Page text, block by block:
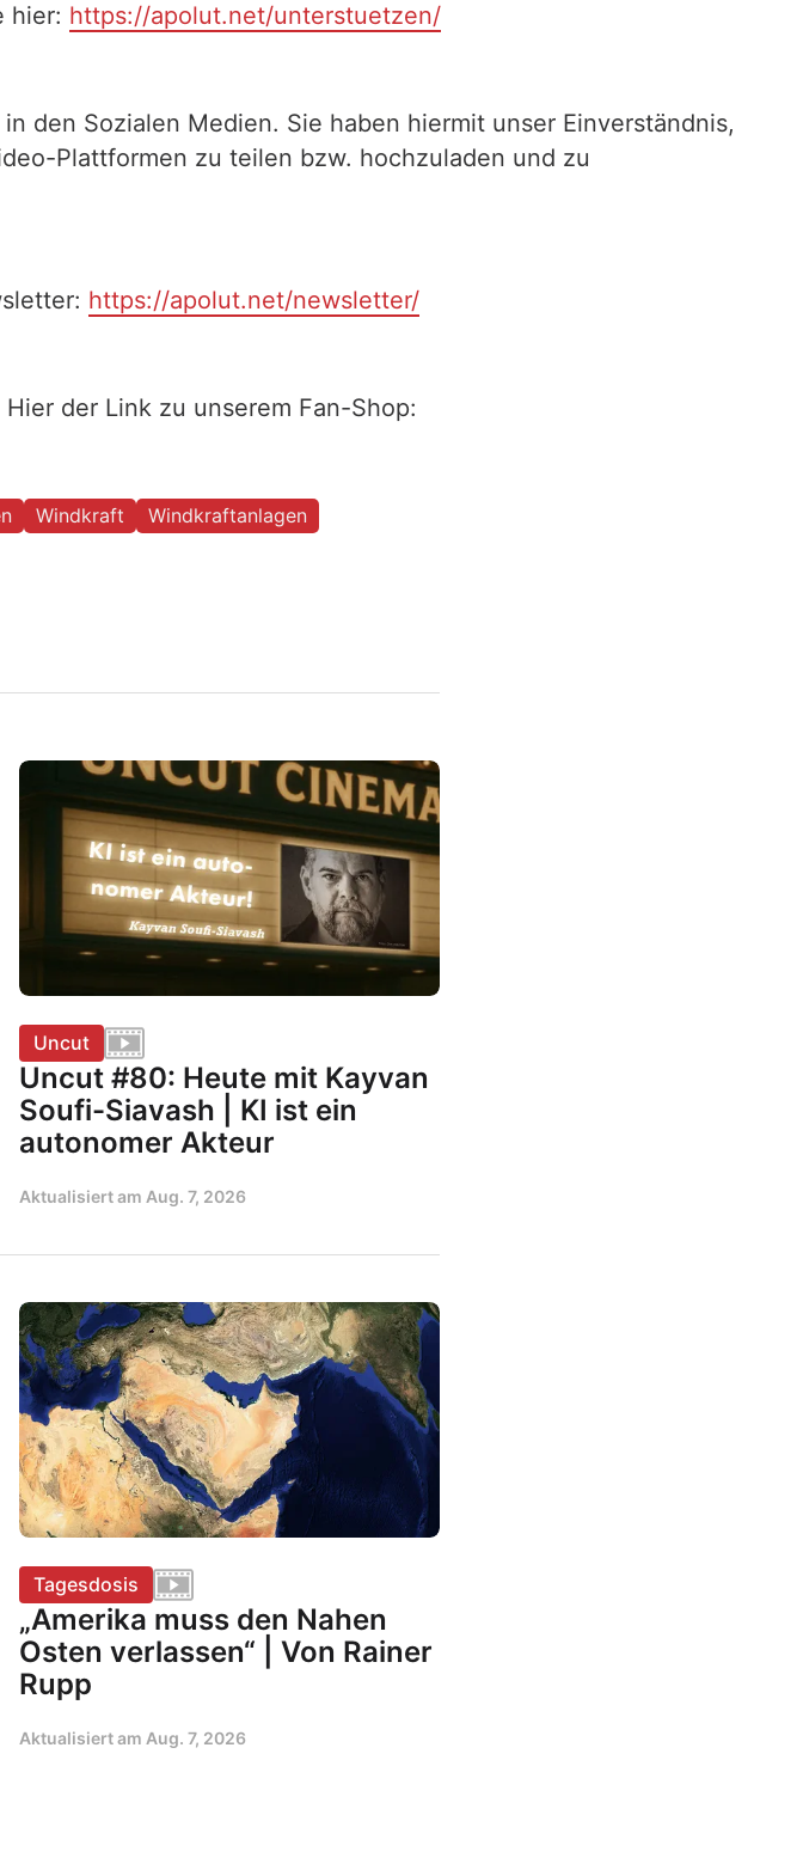
hier: https://apolut.net/unterstuetzen/
den Sozialen Medien. Sie haben hiermit unser Einverständnis,
Plattformen zu teilen bzw. hochzuladen und zu
https://apolut.net/newsletter/
der Link zu unserem Fan-Shop:
Windkraft Windkraftanlagen
Uncut
Uncut #80: Heute mit Kayvan
Soufi-Siavash | KI ist ein
autonomer Akteur
Aktualisiert am Aug. 7, 2026
Tagesdosis
„Amerika muss den Nahen
Osten verlassen“ | Von Rainer
Rupp
Aktualisiert am Aug. 7, 2026